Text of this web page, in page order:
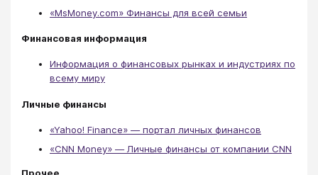
«MsMoney.com» Финансы для всей семьи
Финансовая информация
Информация о финансовых рынках и индустриях по
всему миру
Личные финансы
«Yahoo! Finance» — портал личных финансов
«CNN Money» — Личные финансы от компании CNN